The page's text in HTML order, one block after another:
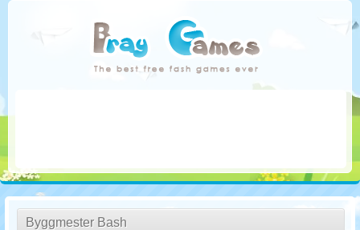
Byggmester Bash